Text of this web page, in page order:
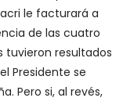
le facturará a
de las cuatro
tuvieron resultados
Presidente se
Pero si, al revés,